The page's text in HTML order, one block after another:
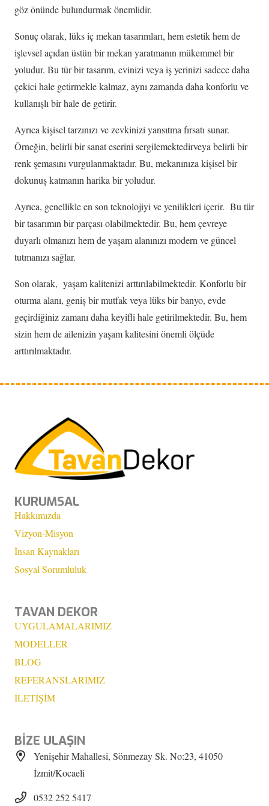
göz önünde bulundurmak önemlidir.
Sonuç olarak, lüks iç mekan tasarımları, hem estetik hem de
işlevsel açıdan üstün bir mekan yaratmanın mükemmel bir
yoludur. Bu tür bir tasarım, evinizi veya iş yerinizi sadece daha
çekici hale getirmekle kalmaz, aynı zamanda daha konforlu ve
kullanışlı bir hale de getirir.
Ayrıca kişisel tarzınızı ve zevkinizi yansıtma fırsatı sunar.
Örneğin, belirli bir sanat eserini sergilemektedirveya belirli bir
renk şemasını vurgulanmaktadır. Bu, mekanınıza kişisel bir
dokunuş katmanın harika bir yoludur.
Ayrıca, genellikle en son teknolojiyi ve yenilikleri içerir. Bu tür
bir tasarımın bir parçası olabilmektedir. Bu, hem çevreye
duyarlı olmanızı hem de yaşam alanınızı modern ve güncel
tutmanızı sağlar.
Son olarak, yaşam kalitenizi arttırılabilmektedir. Konforlu bir
oturma alanı, geniş bir mutfak veya lüks bir banyo, evde
geçirdiğiniz zamanı daha keyifli hale getirilmektedir. Bu, hem
sizin hem de ailenizin yaşam kalitesini önemli ölçüde
arttırılmaktadır.
KURUMSAL
Hakkımızda
Vizyon-Misyon
İnsan Kaynakları
Sosyal Sorumluluk
TAVAN DEKOR
UYGULAMALARIMIZ
MODELLER
BLOG
REFERANSLARIMIZ
İLETİŞİM
BİZE ULAŞIN
Yenişehir Mahallesi, Sönmezay Sk. No:23, 41050
İzmit/Kocaeli
0532 252 5417